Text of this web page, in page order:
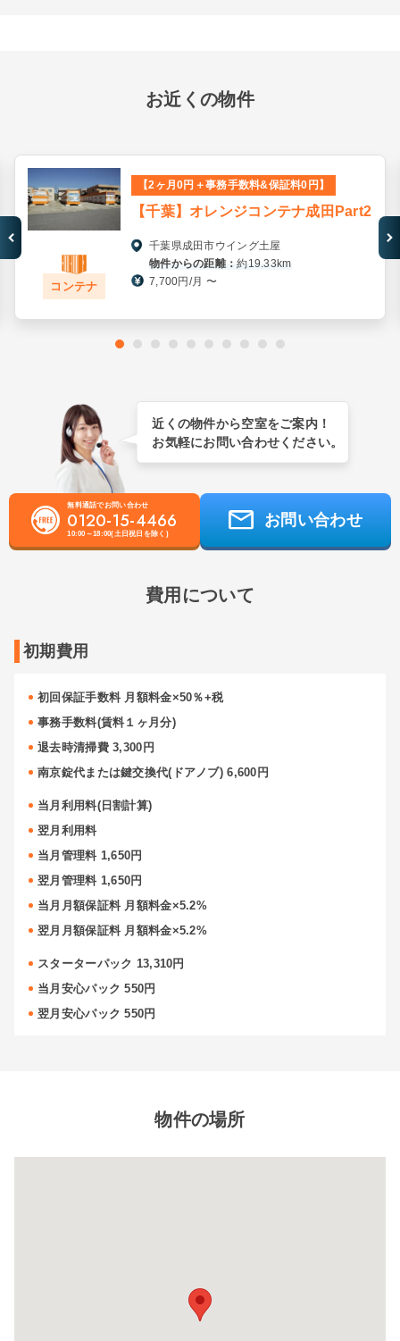
自宅に収納しきれないレジャー用品や季節もの
お近くの物件
コンテナ
【2ヶ月0円＋事務手数料&保証料0円】
【千葉】オレンジコンテナ成田Part2
千葉県成田市ウイング土屋
物件からの距離：約19.33km
7,700円/月 〜
近くの物件から空室をご案内！
お気軽にお問い合わせください。
無料通話でお問い合わせ
0120-15-4466
10:00～18:00(土日祝日を除く)
お問い合わせ
費用について
初期費用
初回保証手数料 月額料金×50％+税
事務手数料(賃料１ヶ月分)
退去時清掃費 3,300円
南京錠代または鍵交換代(ドアノブ) 6,600円
当月利用料(日割計算)
翌月利用料
当月管理料 1,650円
翌月管理料 1,650円
当月月額保証料 月額料金×5.2%
翌月月額保証料 月額料金×5.2%
スターターパック 13,310円
当月安心パック 550円
翌月安心パック 550円
物件の場所